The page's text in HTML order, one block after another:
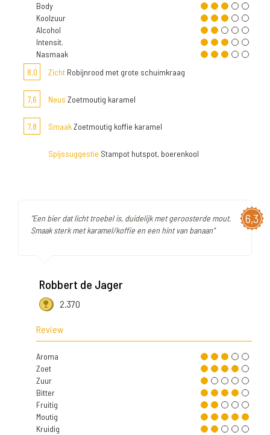
Body
Koolzuur
Alcohol
Intensit.
Nasmaak
8,0
Zicht Robijnrood met grote schuimkraag
7,6 Neus Zoetmoutig karamel
7,8 SmaakZoetmoutig koffie karamel
Spijssuggestie Stampot hutspot, boerenkool
6,3
"Een bier dat licht troebel is, duidelijk met geroosterde mout.
Smaak sterk met karamel/koffie en een hint van banaan"
Robbert de Jager
2.370
Review
Aroma
Zoet
Zuur
Bitter
Fruitig
Moutig
Kruidig